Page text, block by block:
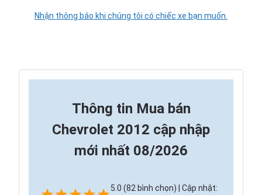
Nhận thông báo khi chúng tôi có chiếc xe bạn muốn.
Thông tin Mua bán
Chevrolet 2012 cập nhập
mới nhất 08/2026
5.0 (82 bình chọn) | Cập nhật: